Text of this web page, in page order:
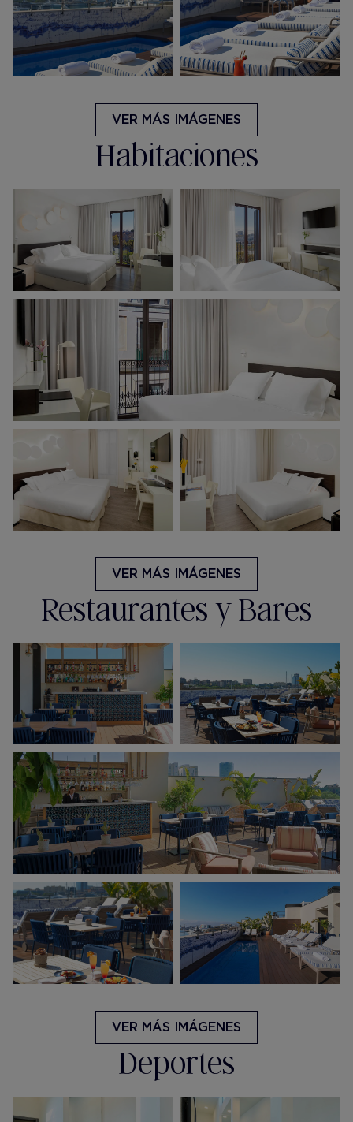
VER MÁS IMÁGENES
Habitaciones
VER MÁS IMÁGENES
Restaurantes y Bares
VER MÁS IMÁGENES
Deportes